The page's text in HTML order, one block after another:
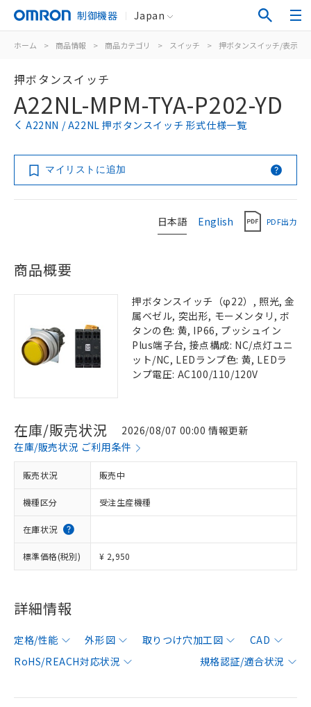
制御機器 Japan
ホーム > 商品情報 > 商品カテゴリ > スイッチ > 押ボタンスイッチ/表示灯
押ボタンスイッチ
A22NL-MPM-TYA-P202-YD
A22NN / A22NL 押ボタンスイッチ 形式仕様一覧
マイリストに追加
日本語 English PDF出力
商品概要
押ボタンスイッチ（φ22）, 照光, 金
属ベゼル, 突出形, モーメンタリ, ボ
タンの色: 黄, IP66, プッシュイン
Plus端子台, 接点構成: NC/点灯ユニ
ット/NC, LEDランプ色: 黄, LEDラ
ンプ電圧: AC100/110/120V
在庫/販売状況
2026/08/07 00:00 情報更新
在庫/販売状況 ご利用条件
販売状況 販売中
機種区分 受注生産機種
在庫状況
標準価格(税別) ¥ 2,950
詳細情報
定格/性能 外形図 取りつけ穴加工図
CAD
RoHS/REACH対応状況
規格認証/適合状況